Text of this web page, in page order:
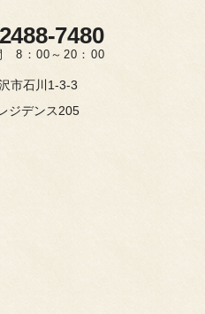
7480
8：00～20：00
市石川1-3-3
ジデンス205